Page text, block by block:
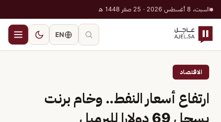
السبت، 8 أغسطس 2026 · 25 صفر 1448 هـ
EN
الاقتصاد
ارتفاع أسعار النفط.. وخام برنت
يسجل 69 دولارا للبرميل